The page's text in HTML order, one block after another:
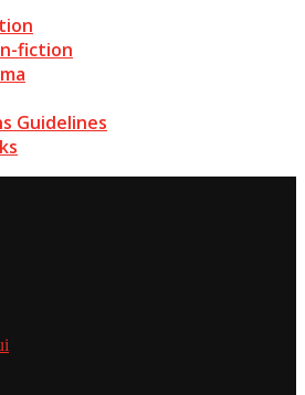
fiction
Guidelines